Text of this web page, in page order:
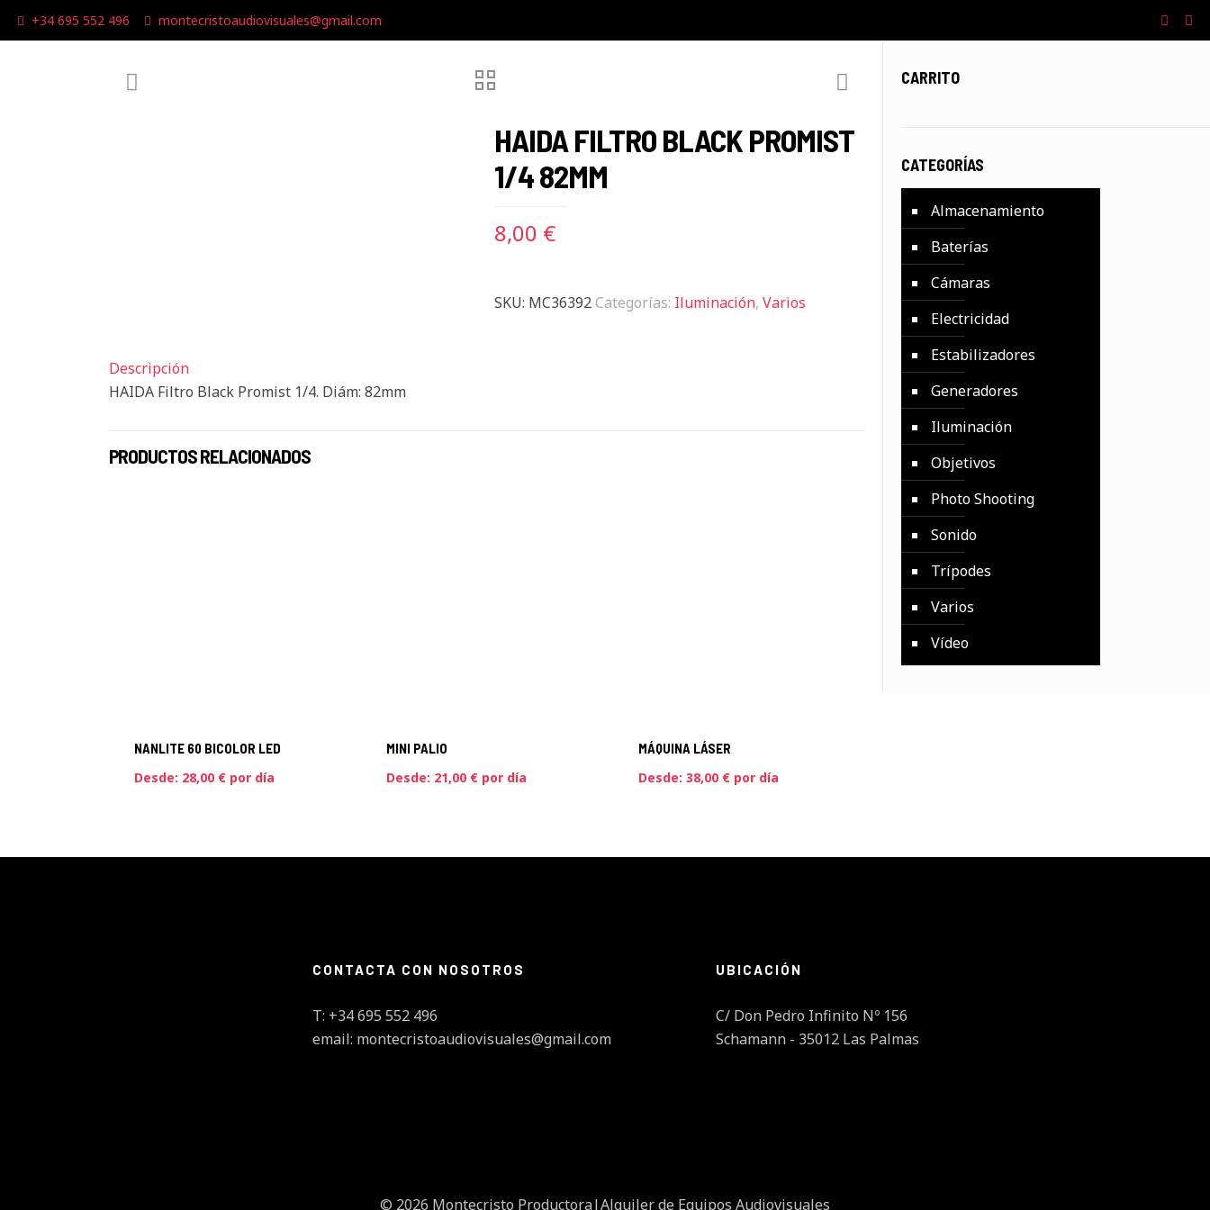
+34 695 552 496 montecristoaudiovisuales@gmail.com
HAIDA FILTRO BLACK PROMIST
1/4 82MM
8,00 €
SKU: MC36392Categorías: Iluminación,Varios
Descripción
HAIDA Filtro Black Promist 1/4. Diám: 82mm
PRODUCTOS RELACIONADOS
NANLITE 60 BICOLOR LED
Desde: 28,00 €por día
MINI PALIO
Desde: 21,00 €por día
MÁQUINA LÁSER
Desde: 38,00 €por día
CARRITO
CATEGORÍAS
Almacenamiento
Baterías
Cámaras
Electricidad
Estabilizadores
Generadores
Iluminación
Objetivos
Photo Shooting
Sonido
Trípodes
Varios
Vídeo
CONTACTA CON NOSOTROS
T: +34 695 552 496
email: montecristoaudiovisuales@gmail.com
UBICACIÓN
C/ Don Pedro Infinito Nº 156
Schamann - 35012 Las Palmas
© 2026 Montecristo Productora|Alquiler de Equipos Audiovisuales